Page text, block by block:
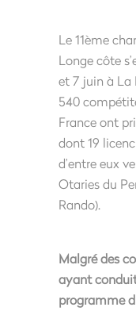
Le 11ème
Longe côte
et 7 juin à La
540
France ont
dont 19
d’entre eux
Otaries du
Rando).
Malgré des
ayant
programme